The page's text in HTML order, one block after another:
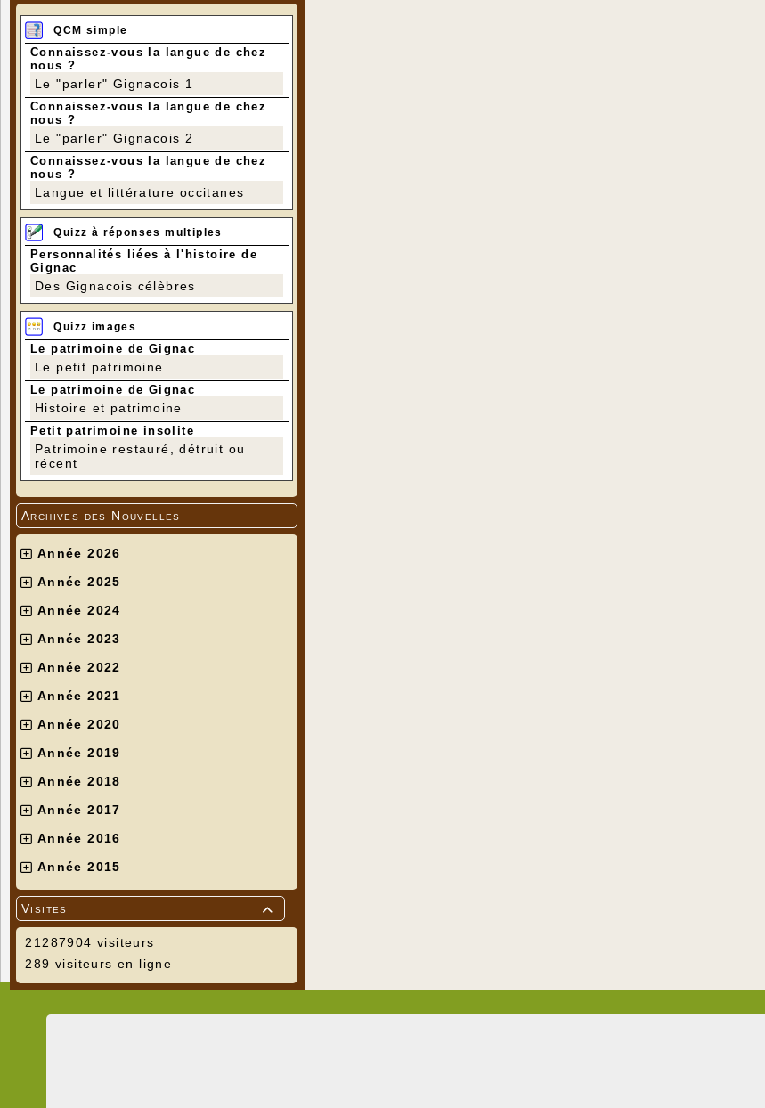
QCM simple
Connaissez-vous la langue de chez
nous ?
Le "parler" Gignacois 1
Connaissez-vous la langue de chez
nous ?
Le "parler" Gignacois 2
Connaissez-vous la langue de chez
nous ?
Langue et littérature occitanes
Quizz à réponses multiples
Personnalités liées à l'histoire de
Gignac
Des Gignacois célèbres
Quizz images
Le patrimoine de Gignac
Le petit patrimoine
Le patrimoine de Gignac
Histoire et patrimoine
Petit patrimoine insolite
Patrimoine restauré, détruit ou
récent
Archives des Nouvelles
Année 2026
Année 2025
Année 2024
Année 2023
Année 2022
Année 2021
Année 2020
Année 2019
Année 2018
Année 2017
Année 2016
Année 2015

Visites
21287904 visiteurs
289 visiteurs en ligne